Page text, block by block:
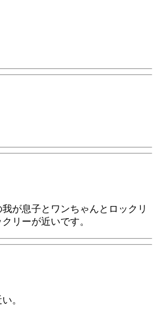
が息子とワンちゃんとロックリ
リーが近いです。
。